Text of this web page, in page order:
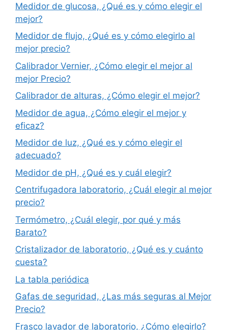
Medidor de glucosa, ¿Qué es y cómo elegir el
mejor?
Medidor de flujo, ¿Qué es y cómo elegirlo al
mejor precio?
Calibrador Vernier, ¿Cómo elegir el mejor al
mejor Precio?
Calibrador de alturas, ¿Cómo elegir el mejor?
Medidor de agua, ¿Cómo elegir el mejor y
eficaz?
Medidor de luz, ¿Qué es y cómo elegir el
adecuado?
Medidor de pH, ¿Qué es y cuál elegir?
Centrifugadora laboratorio, ¿Cuál elegir al mejor
precio?
Termómetro, ¿Cuál elegir, por qué y más
Barato?
Cristalizador de laboratorio, ¿Qué es y cuánto
cuesta?
La tabla periódica
Gafas de seguridad, ¿Las más seguras al Mejor
Precio?
Frasco lavador de laboratorio, ¿Cómo elegirlo?